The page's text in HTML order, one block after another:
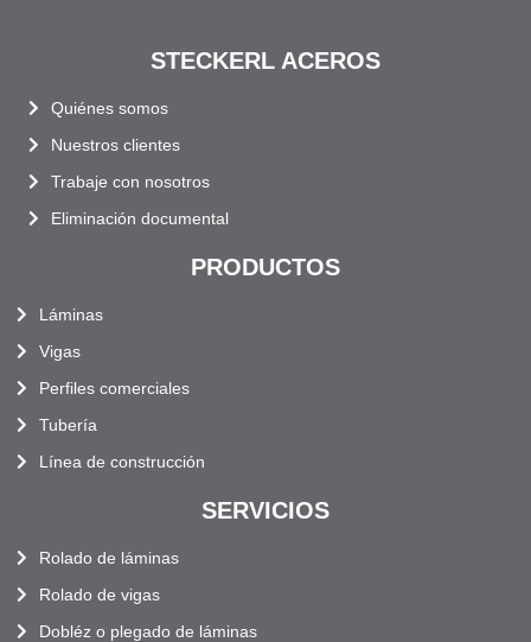
STECKERL ACEROS
Quiénes somos
Nuestros clientes
Trabaje con nosotros
Eliminación documental
PRODUCTOS
Láminas
Vigas
Perfiles comerciales
Tubería
Línea de construcción
SERVICIOS
Rolado de láminas
Rolado de vigas
Dobléz o plegado de láminas